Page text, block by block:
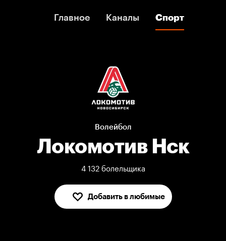
Главное Каналы Спорт
Главное Каналы Спорт
Волейбол
Локомотив Нск
4 132 болельщика
Добавить в любимые
В любимых